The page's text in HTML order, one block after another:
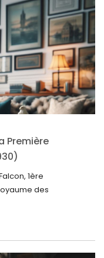
Première
1ère
des